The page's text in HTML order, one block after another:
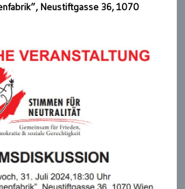
Neustiftgasse 36, 1070